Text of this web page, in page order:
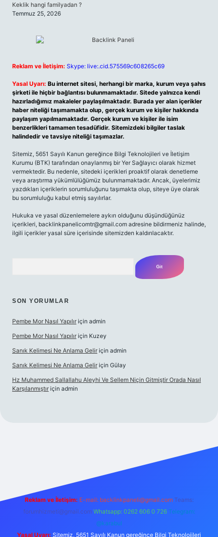
Keklik hangi familyadan ?
Temmuz 25, 2026
Reklam ve İletişim: Skype: live:.cid.575569c608265c69
Yasal Uyarı: Bu internet sitesi, herhangi bir marka, kurum veya şahıs
şirketi ile hiçbir bağlantısı bulunmamaktadır. Sitede yalnızca kendi
hazırladığımız makaleler paylaşılmaktadır. Burada yer alan içerikler
haber niteliği taşımamakta olup, gerçek kurum ve kişiler hakkında
paylaşım yapılmamaktadır. Gerçek kurum ve kişiler ile isim
benzerlikleri tamamen tesadüfidir. Sitemizdeki bilgiler taslak
halindedir ve tavsiye niteliği taşımazlar.
Sitemiz, 5651 Sayılı Kanun gereğince Bilgi Teknolojileri ve İletişim
Kurumu (BTK) tarafından onaylanmış bir Yer Sağlayıcı olarak hizmet
vermektedir. Bu nedenle, sitedeki içerikleri proaktif olarak denetleme
veya araştırma yükümlülüğümüz bulunmamaktadır. Ancak, üyelerimiz
yazdıkları içeriklerin sorumluluğunu taşımakta olup, siteye üye olarak
bu sorumluluğu kabul etmiş sayılırlar.
Hukuka ve yasal düzenlemelere aykırı olduğunu düşündüğünüz
içerikleri, backlinkpanelicomtr@gmail.com adresine bildirmeniz halinde,
ilgili içerikler yasal süre içerisinde sitemizden kaldırılacaktır.
SON YORUMLAR
Pembe Mor Nasıl Yapılır için admin
Pembe Mor Nasıl Yapılır için Kuzey
Sanık Kelimesi Ne Anlama Gelir için admin
Sanık Kelimesi Ne Anlama Gelir için Gülay
Hz Muhammed Sallallahu Aleyhi Ve Sellem Niçin Gitmiştir Orada Nasıl
Karşılanmıştır için admin
Reklam ve İletişim: E-mail: backlinkpaneli@gmail.com Teams:
forumhizmeti@gmail.com Whatsapp: 0262 606 0 726 Telegram:
@karabul
Yasal Uyarı: Sitemiz, 5651 Sayılı Kanun gereğince Bilgi Teknolojileri